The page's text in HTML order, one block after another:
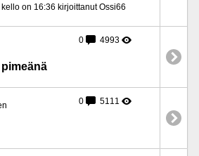
on 16:36 kirjoittanut Ossi66
0 4993
0 5111